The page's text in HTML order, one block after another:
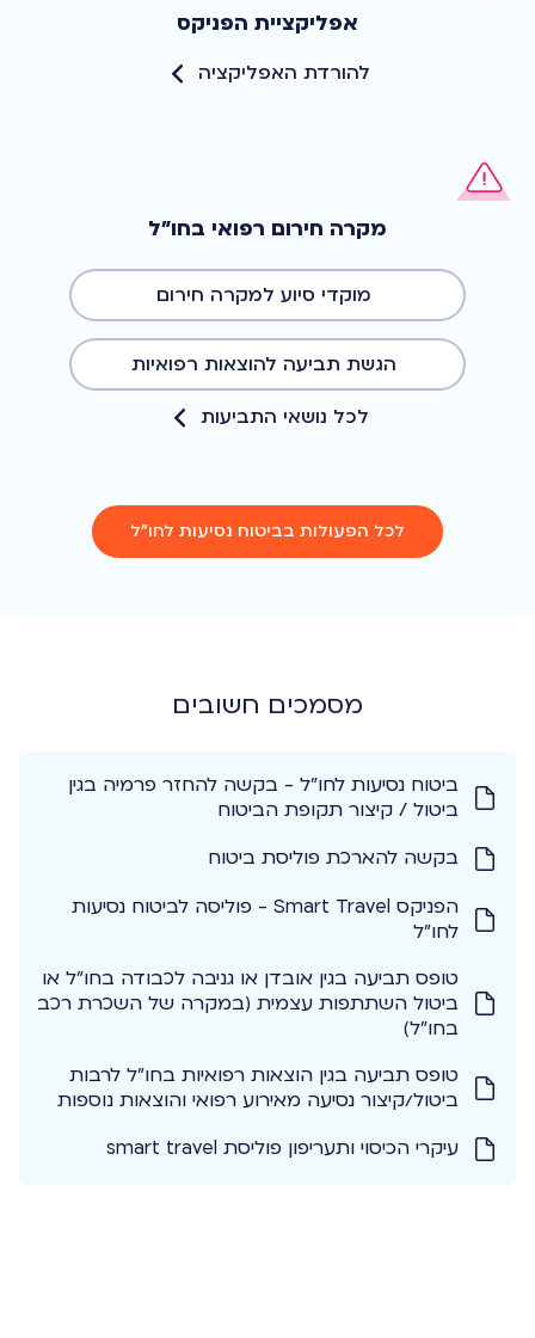
אפליקציית הפניקס
להורדת האפליקציה
מקרה חירום רפואי בחו"ל
מוקדי סיוע למקרה חירום
הגשת תביעה להוצאות רפואיות
לכל נושאי התביעות
לכל הפעולות בביטוח נסיעות לחו"ל
מסמכים חשובים
ביטוח נסיעות לחו"ל - בקשה להחזר פרמיה בגין
ביטול / קיצור תקופת הביטוח
בקשה להארכת פוליסת ביטוח
הפניקס Smart Travel - פוליסה לביטוח נסיעות
לחו"ל
טופס תביעה בגין אובדן או גניבה לכבודה בחו"ל או
ביטול השתתפות עצמית (במקרה של השכרת רכב
בחו"ל)
טופס תביעה בגין הוצאות רפואיות בחו"ל לרבות
ביטול/קיצור נסיעה מאירוע רפואי והוצאות נוספות
עיקרי הכיסוי ותעריפון פוליסת smart travel